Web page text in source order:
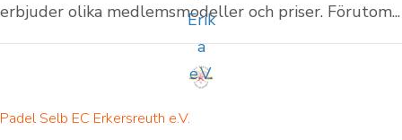
erbjuder olika medlemsmodeller och priser. Förutom...
Padel Selb EC Erkersreuth e.V.